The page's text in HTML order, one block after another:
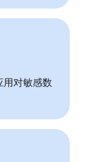
用对敏感数